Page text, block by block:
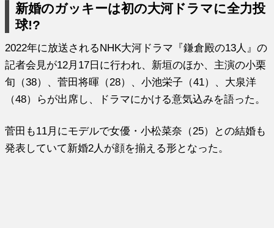
新婚のガッキーは初の大河ドラマに全力投
球!?
2022年に放送されるNHK大河ドラマ『鎌倉殿の13人』の
記者会見が12月17日に行われ、新垣のほか、主演の小栗
旬（38）、菅田将暉（28）、小池栄子（41）、大泉洋
（48）らが出席し、ドラマにかける意気込みを語った。
菅田も11月にモデルで女優・小松菜奈（25）との結婚も
発表していて新婚2人が顔を揃える形となった。